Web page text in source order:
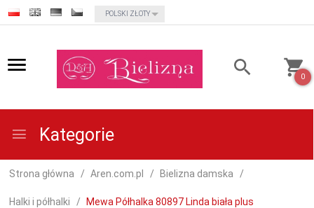
currency_h
POLSKI ZŁOTY
0
Kategorie
Strona główna Aren.com.pl Bielizna damska
Halki i półhalki Mewa Półhalka 80897 Linda biała plus